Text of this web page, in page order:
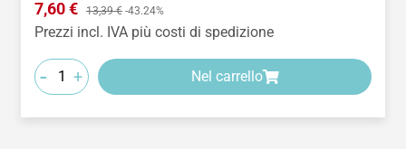
Prezzo di vendita:
7,60 € Prezzo normale:
13,39 € -43.24%
Prezzi incl. IVA più costi di spedizione
- + Nel carrello